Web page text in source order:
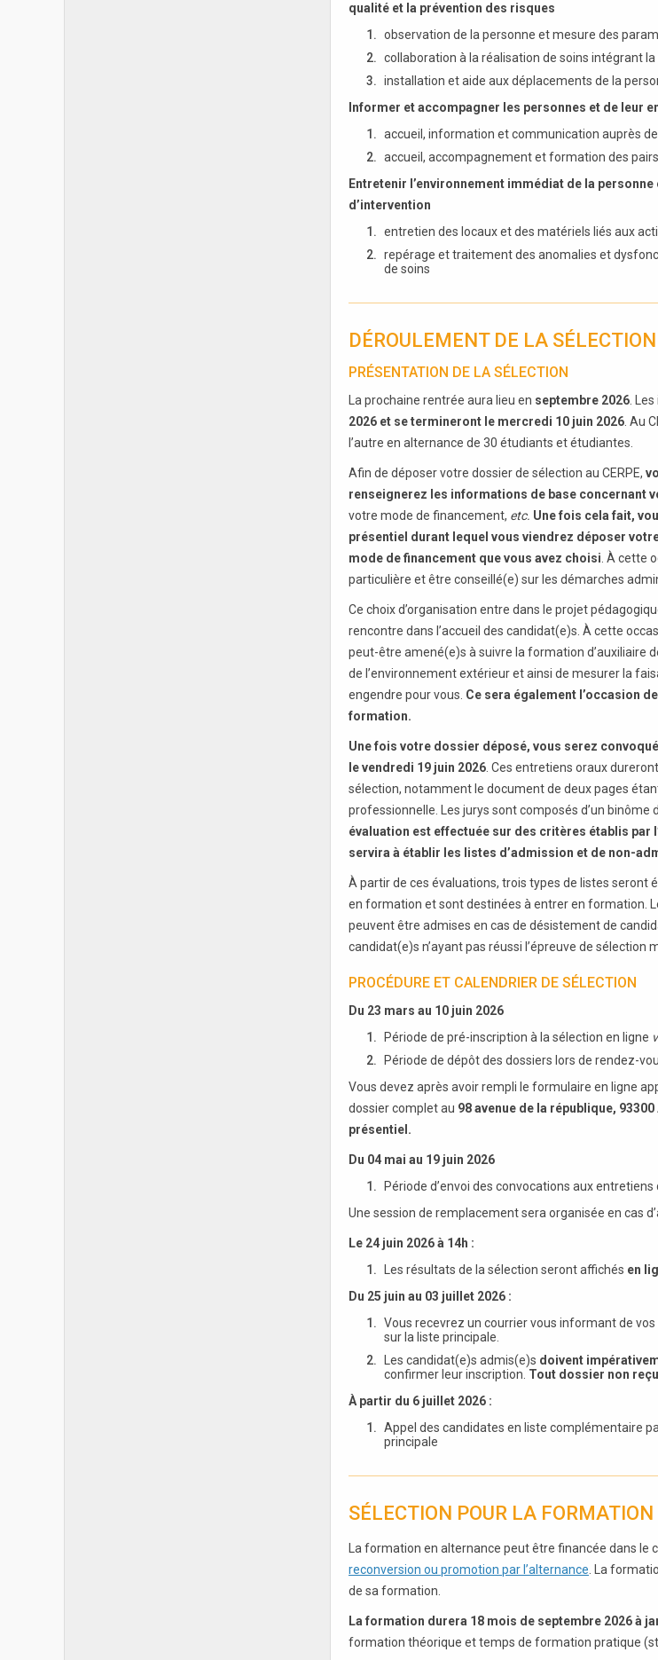
qualité et la prévention des risques
observation de la personne et mesure des
collaboration à la réalisation de soins intégrant
installation et aide aux déplacements de la
Informer et accompagner les personnes et de leur
accueil, information et communication auprès
accueil, accompagnement et formation des
Entretenir l’environnement immédiat de la
d’intervention
entretien des locaux et des matériels liés aux
repérage et traitement des anomalies et
de soins
DÉROULEMENT DE LA
PRÉSENTATION DE LA SÉLECTION
La prochaine rentrée aura lieu en septembre 2026 .
2026 et se termineront le mercredi 10 juin 2026 . Au
l’autre en alternance de 30 étudiants et étudiantes.
Afin de déposer votre dossier de sélection au CERPE,
renseignerez les informations de base concernant
votre mode de financement, etc. Une fois cela fait,
présentiel durant lequel vous viendrez déposer
mode de financement que vous avez choisi . À cette
particulière et être conseillé(e) sur les démarches
Ce choix d’organisation entre dans le projet
rencontre dans l’accueil des candidat(e)s. À cette
peut-être amené(e)s à suivre la formation d’auxiliaire
de l’environnement extérieur et ainsi de mesurer la
engendre pour vous. Ce sera également l’occasion
formation.
Une fois votre dossier déposé, vous serez
le vendredi 19 juin 2026 . Ces entretiens oraux
sélection, notamment le document de deux pages
professionnelle. Les jurys sont composés d’un
évaluation est effectuée sur des critères établis par
servira à établir les listes d’admission et de non-
À partir de ces évaluations, trois types de listes seront
en formation et sont destinées à entrer en formation.
peuvent être admises en cas de désistement de
candidat(e)s n’ayant pas réussi l’épreuve de
PROCÉDURE ET CALENDRIER DE SÉLECTION
Du 23 mars au 10 juin 2026
Période de pré-inscription à la sélection en ligne
Période de dépôt des dossiers lors de rendez-
Vous devez après avoir rempli le formulaire en ligne
dossier complet au 98 avenue de la république,
présentiel.
Du 04 mai au 19 juin 2026
Période d’envoi des convocations aux
Une session de remplacement sera organisée en cas
Le 24 juin 2026 à 14h :
Les résultats de la sélection seront affichés en
Du 25 juin au 03 juillet 2026 :
Vous recevrez un courrier vous informant de
sur la liste principale.
Les candidat(e)s admis(e)s doivent
confirmer leur inscription. Tout dossier non
À partir du 6 juillet 2026 :
Appel des candidates en liste complémentaire
principale
SÉLECTION POUR LA
La formation en alternance peut être financée dans le
reconversion ou promotion par l’alternance . La
de sa formation.
La formation durera 18 mois de septembre 2026 à
formation théorique et temps de formation pratique